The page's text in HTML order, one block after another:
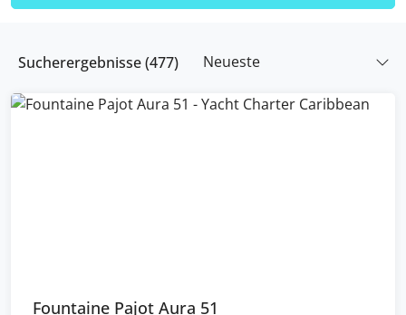
Sucherergebnisse (477) Neueste
Fountaine Pajot Aura 51